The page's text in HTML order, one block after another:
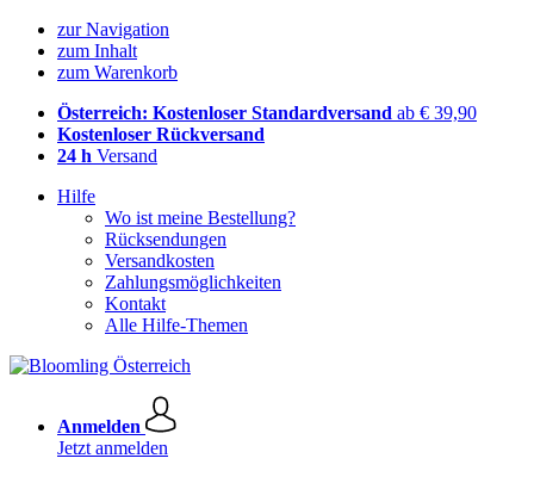
zur Navigation
zum Inhalt
zum Warenkorb
Österreich: Kostenloser Standardversand ab € 39,90
Kostenloser Rückversand
24 h Versand
Hilfe
Wo ist meine Bestellung?
Rücksendungen
Versandkosten
Zahlungsmöglichkeiten
Kontakt
Alle Hilfe-Themen
Anmelden
Jetzt anmelden